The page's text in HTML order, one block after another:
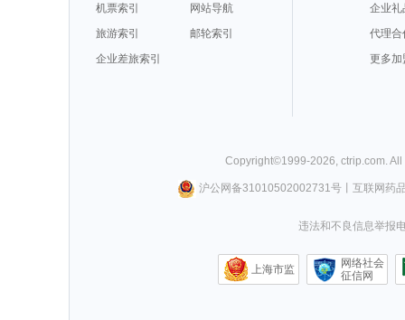
机票索引
网站导航
旅游索引
邮轮索引
企业差旅索引
企业礼
代理合
更多加
Copyright©1999-2026, ctrip.com.
沪公网备31010502002731号丨 互联网药
违法和不良信息举报
上海市监
网络社会
征信网